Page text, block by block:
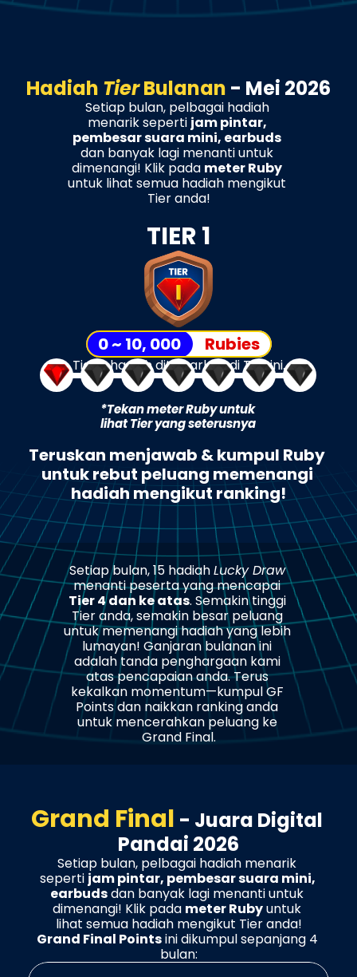
Hadiah Tier Bulanan - Mei 2026
Setiap bulan, pelbagai hadiah
menarik seperti jam pintar,
pembesar suara mini, earbuds
dan banyak lagi menanti untuk
dimenangi! Klik pada meter Ruby
untuk lihat semua hadiah mengikut
Tier anda!
TIER 1
0 ~ 10, 000 Rubies
Tiada hadiah ditawarkan di Tier ini.
Teruskan menjawab & kumpul Ruby
untuk rebut peluang memenangi
hadiah mengikut ranking!
*Tekan meter Ruby untuk
lihat Tier yang seterusnya
Setiap bulan, 15 hadiah Lucky Draw
menanti peserta yang mencapai
Tier 4 dan ke atas. Semakin tinggi
Tier anda, semakin besar peluang
untuk memenangi hadiah yang lebih
lumayan! Ganjaran bulanan ini
adalah tanda penghargaan kami
atas pencapaian anda. Terus
kekalkan momentum—kumpul GF
Points dan naikkan ranking anda
untuk mencerahkan peluang ke
Grand Final.
Grand Final - Juara Digital
Pandai 2026
Setiap bulan, pelbagai hadiah menarik
seperti jam pintar, pembesar suara mini,
earbuds dan banyak lagi menanti untuk
dimenangi! Klik pada meter Ruby untuk
lihat semua hadiah mengikut Tier anda!
Grand Final Points ini dikumpul sepanjang 4
bulan: